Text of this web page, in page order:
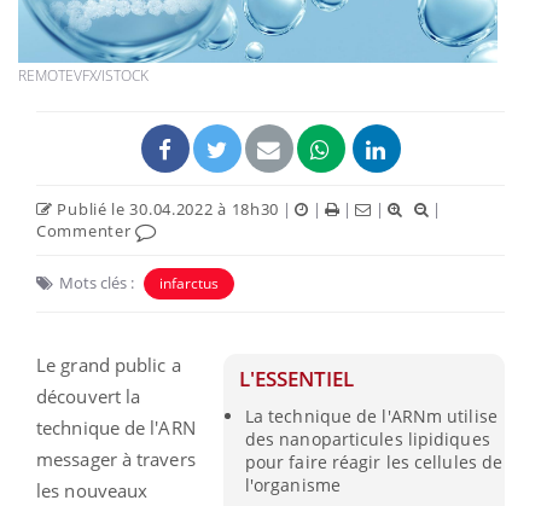
REMOTEVFX/ISTOCK
Publié le 30.04.2022 à 18h30 | | | |
|
Commenter
Mots clés : infarctus
L'ESSENTIEL
La technique de l'ARNm utilise
des nanoparticules lipidiques
pour faire réagir les cellules de
l'organisme
Le grand public a
découvert la
technique de l'ARN
messager à travers
les nouveaux